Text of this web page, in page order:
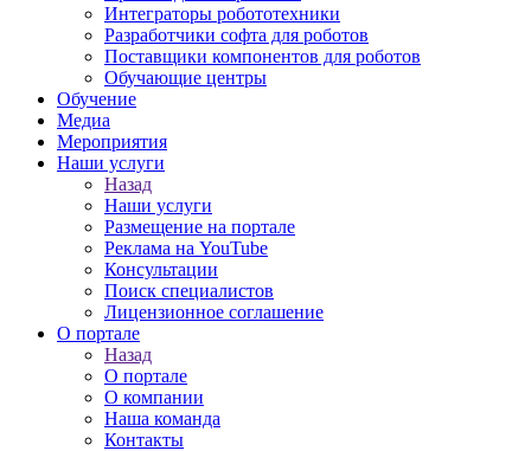
Интеграторы робототехники
Разработчики софта для роботов
Поставщики компонентов для роботов
Обучающие центры
Обучение
Медиа
Мероприятия
Наши услуги
Назад
Наши услуги
Размещение на портале
Реклама на YouTube
Консультации
Поиск специалистов
Лицензионное соглашение
О портале
Назад
О портале
О компании
Наша команда
Контакты